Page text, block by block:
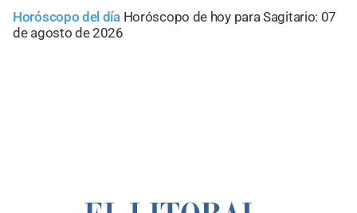
Horóscopo del día Horóscopo de hoy para Sagitario: 07
de agosto de 2026